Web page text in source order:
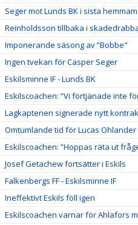
Seger mot Lunds BK i sista
Reinholdsson tillbaka i
Imponerande säsong av ”Bobbe"
Ingen tvekan för Casper Seger
Eskilsminne IF - Lunds BK
Eskilscoachen: ”Vi förtjänade inte
Lagkaptenen signerade nytt
Omtumlande tid för Lucas Ohlander
Eskilscoachen: ”Hoppas räta ut
Josef Getachew fortsätter i Eskils
Falkenbergs FF - Eskilsminne IF
Ineffektivt Eskils föll igen
Eskilscoachen varnar för Ahlafors